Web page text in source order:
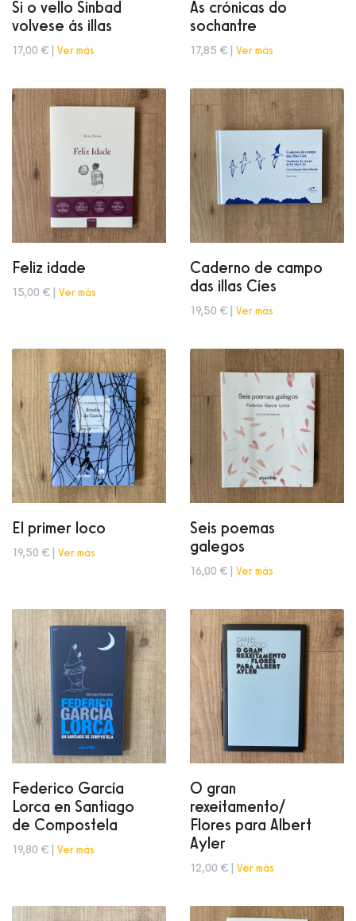
Si o vello Sinbad
volvese ás illas
17,00 € | Ver más
As crónicas do
sochantre
17,85 € | Ver más
Feliz idade
15,00 € | Ver más
Caderno de campo
das illas Cíes
19,50 € | Ver más
El primer loco
19,50 € | Ver más
Seis poemas
galegos
16,00 € | Ver más
Federico García
Lorca en Santiago
de Compostela
19,80 € | Ver más
O gran
rexeitamento/
Flores para Albert
Ayler
12,00 € | Ver más